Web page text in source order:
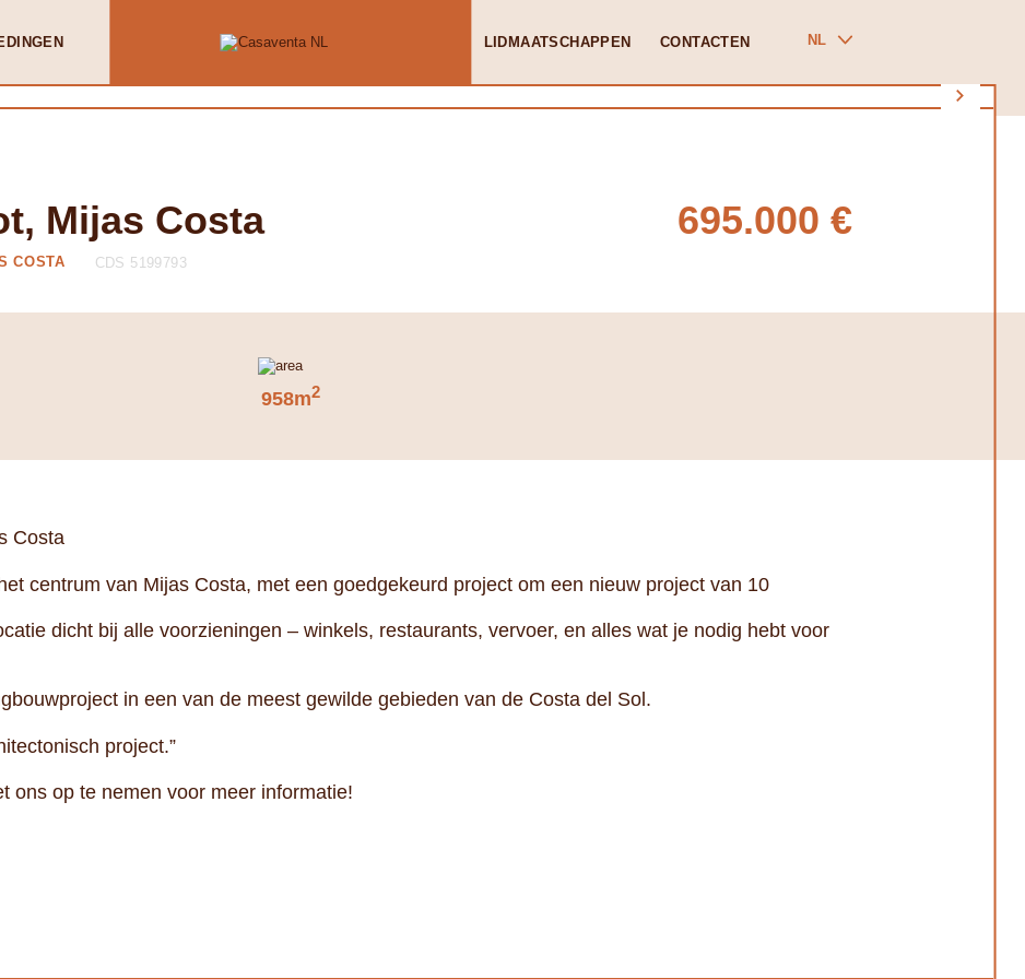
LIDMAATSCHAPPEN CONTACTEN NL
Mijas Costa
COSTA CDS 5199793
695.000 €
958m2
Costa
centrum van Mijas Costa, met een goedgekeurd project om een nieuw project van 10
dicht bij alle voorzieningen – winkels, restaurants, vervoer, en alles wat je nodig hebt voor
in een van de meest gewilde gebieden van de Costa del Sol.
project.”
ons op te nemen voor meer informatie!